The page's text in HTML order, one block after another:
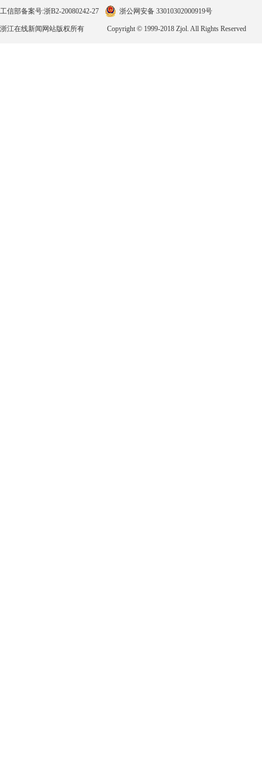
工信部备案号:浙B2-20080242-27 浙公网安备 33010302000919号
浙江在线新闻网站版权所有 Copyright © 1999-2018 Zjol. All Rights Reserved